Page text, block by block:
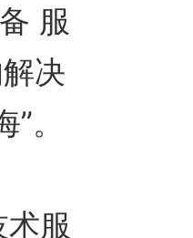
服
决
。
服